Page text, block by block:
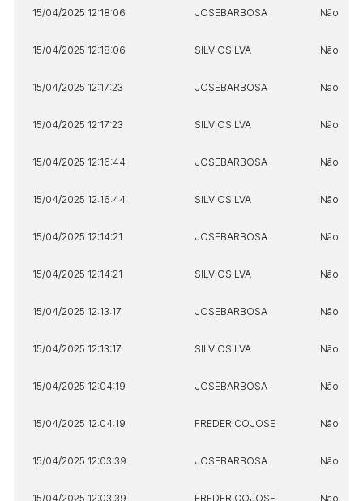
15/04/2025 12:18:06 JOSEBARBOSA Não
15/04/2025 12:18:06 SILVIOSILVA Não
15/04/2025 12:17:23 JOSEBARBOSA Não
15/04/2025 12:17:23 SILVIOSILVA Não
15/04/2025 12:16:44 JOSEBARBOSA Não
15/04/2025 12:16:44 SILVIOSILVA Não
15/04/2025 12:14:21 JOSEBARBOSA Não
15/04/2025 12:14:21 SILVIOSILVA Não
15/04/2025 12:13:17 JOSEBARBOSA Não
15/04/2025 12:13:17 SILVIOSILVA Não
15/04/2025 12:04:19 JOSEBARBOSA Não
15/04/2025 12:04:19 FREDERICOJOSE Não
15/04/2025 12:03:39 JOSEBARBOSA Não
15/04/2025 12:03:39 FREDERICOJOSE Não